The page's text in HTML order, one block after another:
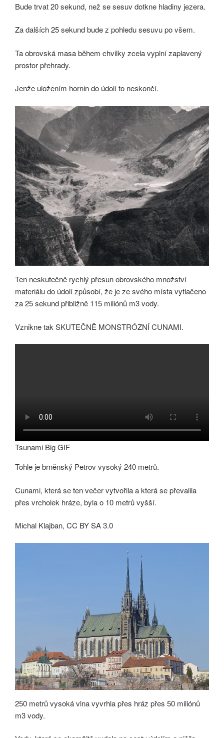
Bude trvat 20 sekund, než se sesuv dotkne hladiny jezera.
Za dalších 25 sekund bude z pohledu sesuvu po všem.
Ta obrovská masa během chvilky zcela vyplní zaplavený
prostor přehrady.
Jenže uložením hornin do údolí to neskončí.
Ten neskutečně rychlý přesun obrovského množství
materiálu do údolí způsobí, že je ze svého místa vytlačeno
za 25 sekund přibližně 115 miliónů m3 vody.
Vznikne tak SKUTEČNĚ MONSTRÓZNÍ CUNAMI.
Tsunami Big GIF
Tohle je brněnský Petrov vysoký 240 metrů.
Cunami, která se ten večer vytvořila a která se převalila
přes vrcholek hráze, byla o 10 metrů vyšší.
Michal Klajban, CC BY SA 3.0
250 metrů vysoká vlna vyvrhla přes hráz přes 50 miliónů
m3 vody.